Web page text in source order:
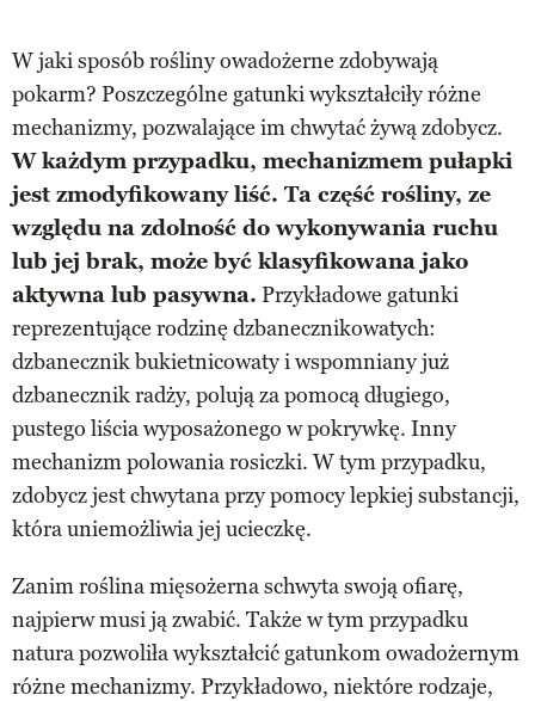
W jaki sposób rośliny owadożerne zdobywają
pokarm? Poszczególne gatunki wykształciły różne
mechanizmy, pozwalające im chwytać żywą zdobycz.
W każdym przypadku, mechanizmem pułapki
jest zmodyfikowany liść. Ta część rośliny, ze
względu na zdolność do wykonywania ruchu
lub jej brak, może być klasyfikowana jako
aktywna lub pasywna. Przykładowe gatunki
reprezentujące rodzinę dzbanecznikowatych:
dzbanecznik bukietnicowaty i wspomniany już
dzbanecznik radży, polują za pomocą długiego,
pustego liścia wyposażonego w pokrywkę. Inny
mechanizm polowania rosiczki. W tym przypadku,
zdobycz jest chwytana przy pomocy lepkiej substancji,
która uniemożliwia jej ucieczkę.
Zanim roślina mięsożerna schwyta swoją ofiarę,
najpierw musi ją zwabić. Także w tym przypadku
natura pozwoliła wykształcić gatunkom owadożernym
różne mechanizmy. Przykładowo, niektóre rodzaje,